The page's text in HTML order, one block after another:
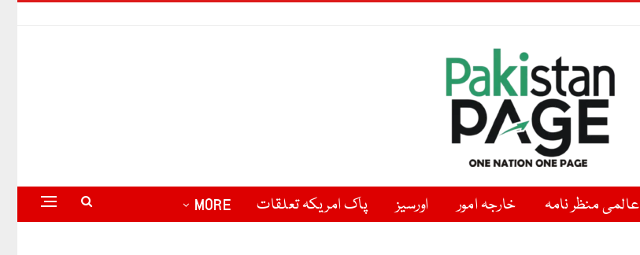
عالمی منظر نامہ خارجہ امور اورسیز پاک امریکہ تعلقات MORE